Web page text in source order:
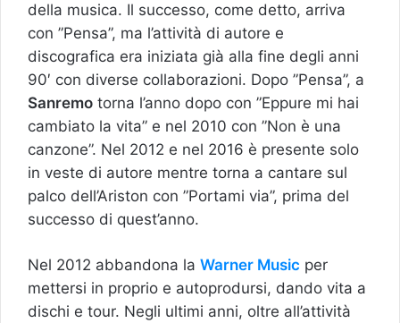
della musica. Il successo, come detto, arriva
con ”Pensa”, ma l’attività di autore e
discografica era iniziata già alla fine degli anni
90′ con diverse collaborazioni. Dopo ”Pensa”, a
Sanremo torna l’anno dopo con ”Eppure mi hai
cambiato la vita” e nel 2010 con ”Non è una
canzone”. Nel 2012 e nel 2016 è presente solo
in veste di autore mentre torna a cantare sul
palco dell’Ariston con ”Portami via”, prima del
successo di quest’anno.
Nel 2012 abbandona la Warner Music per
mettersi in proprio e autoprodursi, dando vita a
dischi e tour. Negli ultimi anni, oltre all’attività